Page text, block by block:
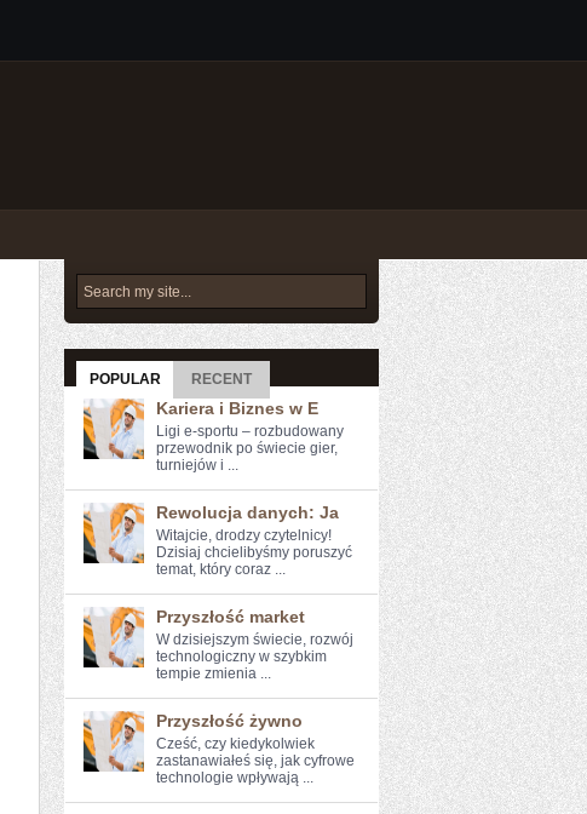
POPULAR RECENT
Kariera i Biznes w E
Ligi e-sportu – rozbudowany
przewodnik po świecie gier,
turniejów i ...
Rewolucja danych: Ja
Witajcie, drodzy czytelnicy!
Dzisiaj chcielibyśmy poruszyć
temat, który ‌coraz ...
Przyszłość market
W dzisiejszym świecie, rozwój‍
technologiczny w szybkim
tempie ⁤zmienia ...
Przyszłość żywno
Cześć, czy kiedykolwiek
zastanawiałeś‌ się, ‌jak cyfrowe
technologie wpływają‌ ...